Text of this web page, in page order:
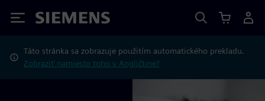
Siemens
Táto stránka sa zobrazuje použitím automatického prekladu.
Zobraziť namiesto toho v Angličtine?